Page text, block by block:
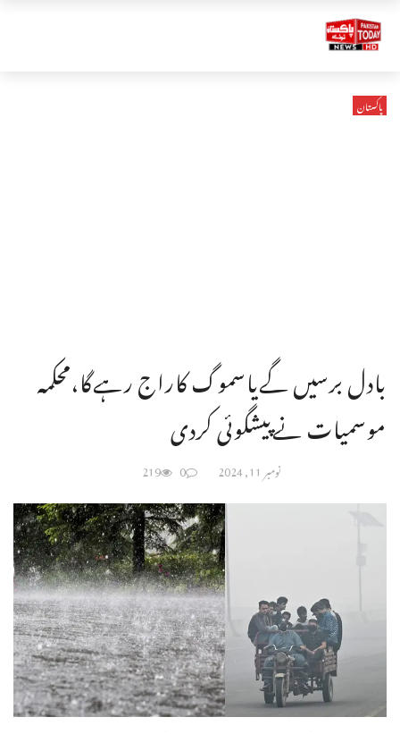
پاکستان
بادل برسیں گےیاسموگ کاراج رہےگا،محکمہ
موسمیات نےپیشگوئی کردی
نومبر 11, 2024 0
219